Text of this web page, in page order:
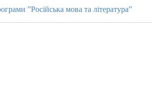
”Російська мова та література”